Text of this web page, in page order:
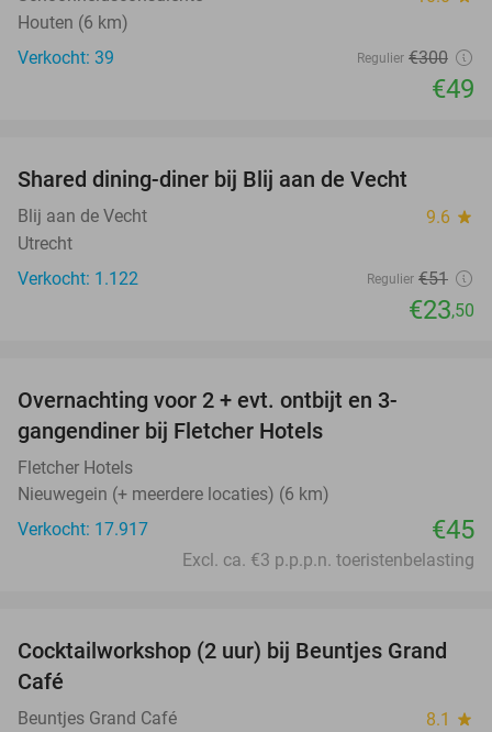
Houten (6 km)
Verkocht: 39
Regulier €300
€49
Shared dining-diner bij Blij aan de Vecht
Blij aan de Vecht 9.6 star
Utrecht
Verkocht: 1.122
Regulier €51
€23,50
Overnachting voor 2 + evt. ontbijt en 3-
gangendiner bij Fletcher Hotels
Fletcher Hotels
Nieuwegein (+ meerdere locaties) (6 km)
Verkocht: 17.917
€45
Excl. ca. €3 p.p.p.n. toeristenbelasting
40%
Cocktailworkshop (2 uur) bij Beuntjes Grand
Café
Beuntjes Grand Café 8.1 star